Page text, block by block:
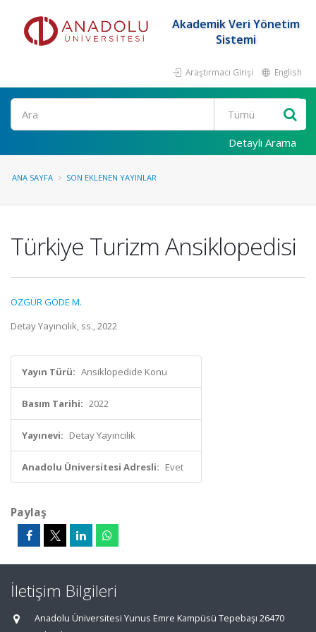
Akademik Veri Yönetim
Sistemi
Araştırmacı Girişi English
Ara
Detaylı Arama
ANA SAYFA SON EKLENEN YAYINLAR
Türkiye Turizm Ansiklopedisi
ÖZGÜR GÖDE M.
Detay Yayıncılık, ss., 2022
Yayın Türü: Ansiklopedide Konu
Basım Tarihi: 2022
Yayınevi: Detay Yayıncılık
Anadolu Üniversitesi Adresli: Evet
Paylaş
İletişim Bilgileri
Anadolu Üniversitesi Yunus Emre Kampüsü Tepebaşı 26470